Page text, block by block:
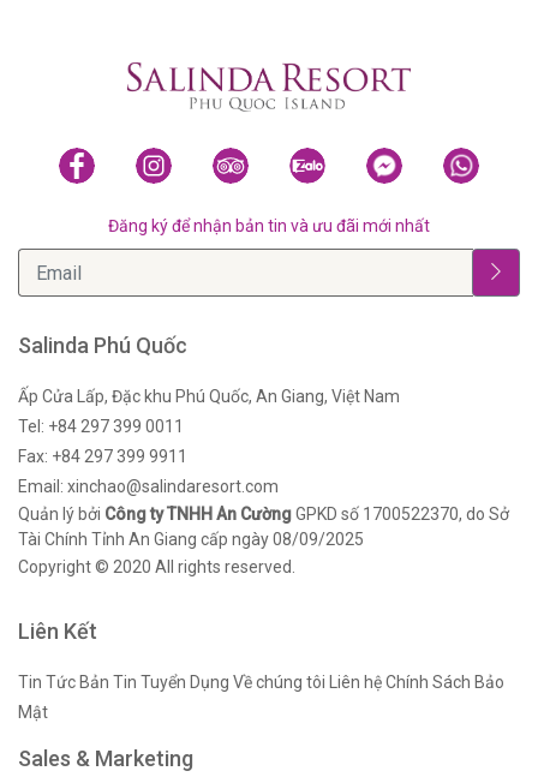
Đăng ký để nhận bản tin và ưu đãi mới nhất
Salinda Phú Quốc
Ấp Cửa Lấp, Đặc khu Phú Quốc, An Giang, Việt Nam
Tel: +84 297 399 0011
Fax: +84 297 399 9911
Email: xinchao@salindaresort.com
Quản lý bởi Công ty TNHH An CườngGPKD số 1700522370, do Sở
Tài Chính Tỉnh An Giang cấp ngày 08/09/2025
Copyright © 2020 All rights reserved.
Liên Kết
Tin Tức Bản Tin Tuyển Dụng Về chúng tôi Liên hệChính Sách Bảo
Mật
Sales & Marketing